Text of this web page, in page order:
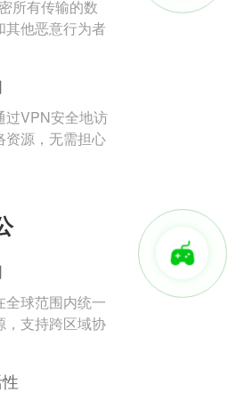
所有传输的数
其他恶意行为者
过VPN安全地访
资源，无需担心
全球范围内统一
，支持跨区域协